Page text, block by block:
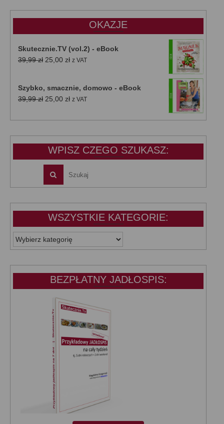
OKAZJE
Skutecznie.TV (vol.2) - eBook
39,99zł Pierwotna
39,99 zł.
25,00 złAktualna
25,00 zł.
z VAT
Szybko, smacznie, domowo - eBook
39,99zł Pierwotna
wynosiła:
25,00 złAktualna
wynosi:
z VAT
WPISZ CZEGO SZUKASZ:
WSZYSTKIE KATEGORIE:
WSZYSTKIE
KATEGORIE:
BEZPŁATNY JADŁOSPIS: